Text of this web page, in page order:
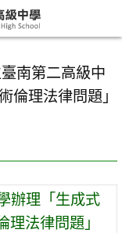
南第二高級中
倫理法律問題」
辦理「生成式
理法律問題」